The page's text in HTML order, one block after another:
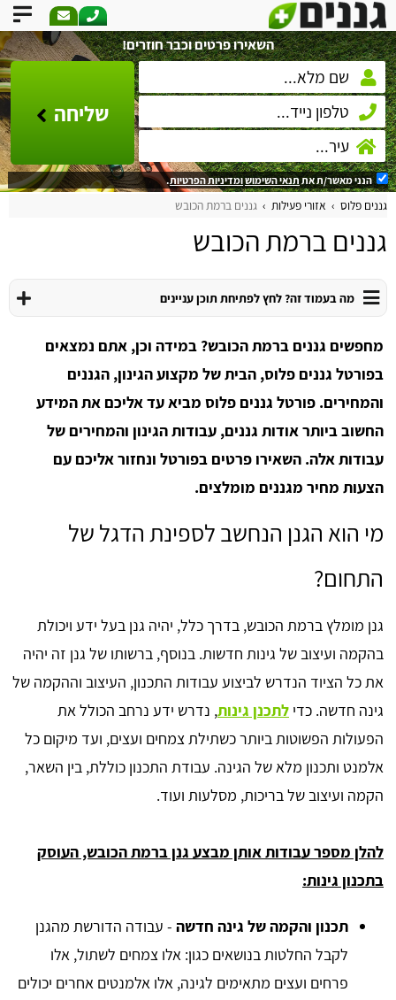
השאירו פרטים וכבר חוזרים!
שליחה
הנני מאשר/ת אתתנאי השימושומדיניות הפרטיות.
גננים פלוס אזורי פעילות גננים ברמת הכובש
גננים ברמת הכובש
מה בעמוד זה? לחץ לפתיחת תוכן עניינים
מחפשים גננים ברמת הכובש? במידה וכן, אתם נמצאים
בפורטל גננים פלוס, הבית של מקצוע הגינון, הגננים
והמחירים. פורטל גננים פלוס מביא עד אליכם את המידע
החשוב ביותר אודות גננים, עבודות הגינון והמחירים של
עבודות אלה. השאירו פרטים בפורטל ונחזור אליכם עם
הצעות מחיר מגננים מומלצים.
מי הוא הגנן הנחשב לספינת הדגל של
התחום?
גנן מומלץ ברמת הכובש, בדרך כלל, יהיה גנן בעל ידע ויכולת
בהקמה ועיצוב של גינות חדשות. בנוסף, ברשותו של גנן זה יהיה
את כל הציוד הנדרש לביצוע עבודות התכנון, העיצוב וההקמה של
גינה חדשה. כדי לתכנן גינות, נדרש ידע נרחב הכולל את
הפעולות הפשוטות ביותר כשתילת צמחים ועצים, ועד מיקום כל
אלמנט ותכנון מלא של הגינה. עבודת התכנון כוללת, בין השאר,
הקמה ועיצוב של בריכות, מסלעות ועוד.
להלן מספר עבודות אותן מבצע גנן ברמת הכובש, העוסק
בתכנון גינות:
תכנון והקמה של גינה חדשה - עבודה הדורשת מהגנן
לקבל החלטות בנושאים כגון: אלו צמחים לשתול, אלו
פרחים ועצים מתאימים לגינה, אלו אלמנטים אחרים יכולים